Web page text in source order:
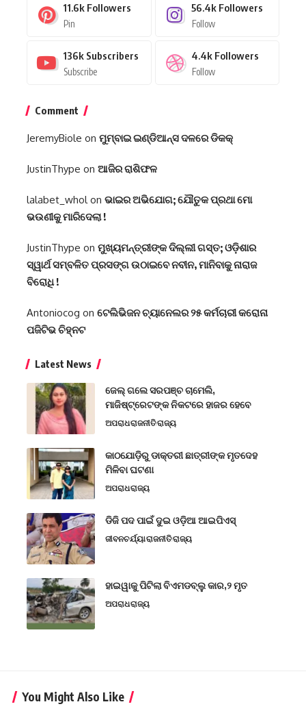
11.6k Followers
Pin
56.4k Followers
Follow
136k Subscribers
Subscribe
4.4k Followers
Follow
Comment
JeremyBiole on ମୁମ୍ବାଇ ଇଣ୍ଡିଆନ୍ସ ଦଳରେ ଡିକକ୍‌
JustinThype on ଆଜିର ରାଶିଫଳ
lalabet_wholon ଭାଇର ଅଭିଯୋଗ; ଯୌତୁକ ପ୍ରଥା ମୋ
ଭଉଣୀକୁ ମାରିଦେଲା !
JustinThype on ମୁଖ୍ୟମନ୍ତ୍ରୀଙ୍କ ଦିଲ୍ଲୀ ଗସ୍ତ; ଓଡ଼ିଶାର
ସ୍ୱାର୍ଥ ସମ୍ବଳିତ ପ୍ରସଙ୍ଗ ଉଠାଇବେ ନବୀନ, ମାନିବାକୁ ନାରାଜ
ବିରୋଧି !
Antoniocog on ଟେଲିଭିଜନ ଚ୍ୟାନେଲର ୨୫ କର୍ମଚାରୀ କରୋନା
ପଜିଟିଭ ଚିହ୍ନଟ
Latest News
ଜେଲ୍ ଗଲେ ସରପଞ୍ଚ ଚାମେଲି,
ମାଜିଷ୍ଟ୍ରେଟଙ୍କ ନିକଟରେ ହାଜର ହେବେ
ଅପରାଧରାଜନୀତିରାଜ୍ୟ
କାଠଯୋଡ଼ିରୁ ଡାକ୍ତରୀ ଛାତ୍ରୀଙ୍କ ମୃତଦେହ
ମିଳିବା ଘଟଣା
ଅପରାଧରାଜ୍ୟ
ଡିଜି ପଦ ପାଇଁ ଦୁଇ ଓଡ଼ିଆ ଆଇପିଏସ୍
ଜୀବନଚର୍ଯ୍ୟାରାଜନୀତିରାଜ୍ୟ
ହାଇୱାକୁ ପିଟିଲା ବିଏମଡବ୍ଲୁ କାର,୨ ମୃତ
ଅପରାଧରାଜ୍ୟ
You Might Also Like